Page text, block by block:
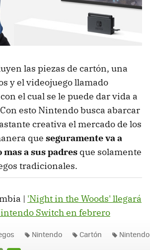
las piezas de cartón, una
y el videojuego llamado
el cual se le puede dar vida a
esto Nintendo busca abarcar
creativa el mercado de los
que seguramente va a
a sus padres que solamente
tradicionales.
| 'Night in the Woods' llegará
Switch en febrero
Nintendo Cartón